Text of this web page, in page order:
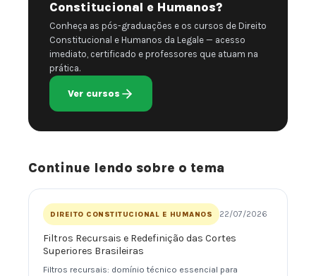
Constitucional e Humanos?
Conheça as pós-graduações e os cursos de Direito
Constitucional e Humanos da Legale — acesso
imediato, certificado e professores que atuam na
prática.
Ver cursos
Continue lendo sobre o tema
DIREITO CONSTITUCIONAL E HUMANOS 22/07/2026
Filtros Recursais e Redefinição das Cortes
Superiores Brasileiras
Filtros recursais: domínio técnico essencial para